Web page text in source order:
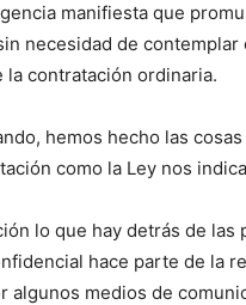
manifiesta que
necesidad de
contratación ordinaria.
hemos hecho las
como la Ley nos
lo que hay detrás de
hace parte de la
algunos medios de